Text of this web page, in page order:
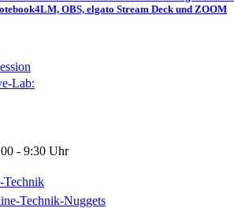
OBS, elgato Stream Deck und ZOOM
Lab:
- 9:30 Uhr
Technik
Technik-Nuggets